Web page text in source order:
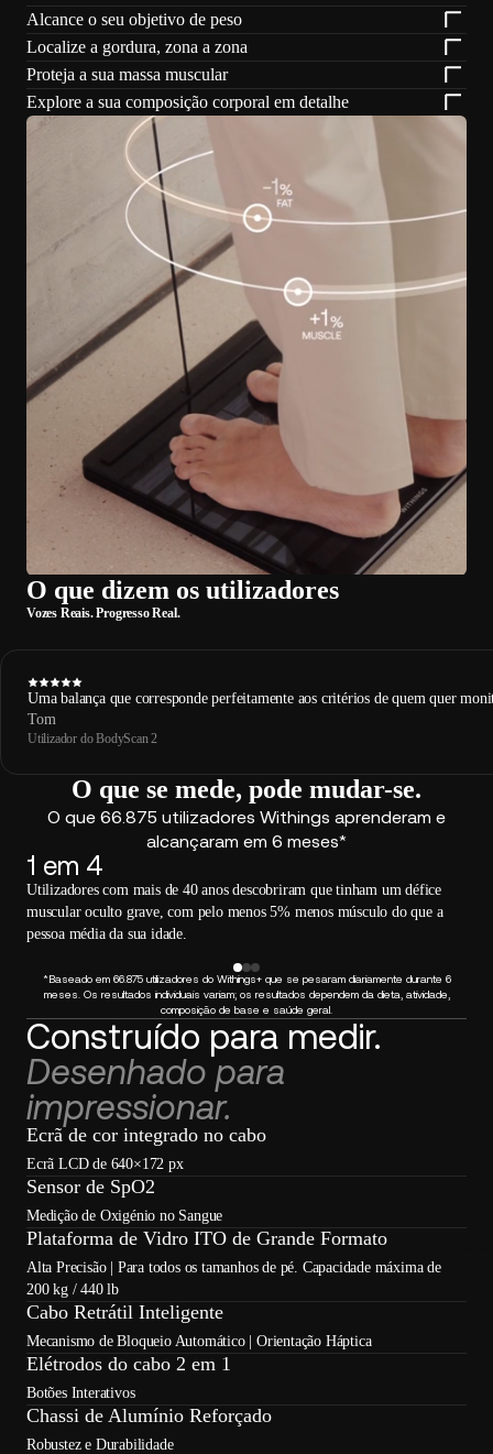
Alcance o seu objetivo de peso
Localize a gordura, zona a zona
Proteja a sua massa muscular
Explore a sua composição corporal em detalhe
O que dizem os utilizadores
Vozes Reais. Progresso Real.
Uma balança que corresponde perfeitamente aos critérios de quem quer
Tom
Utilizador do BodyScan 2
O que se mede, pode mudar-se.
O que 66.875 utilizadores Withings aprenderam e
alcançaram em 6 meses*
1 em 4
Utilizadores com mais de 40 anos descobriram que tinham um défice
muscular oculto grave, com pelo menos 5% menos músculo do que a
pessoa média da sua idade.
*Baseado em 66.875 utilizadores do Withings+ que se pesaram diariamente durante 6
meses. Os resultados individuais variam; os resultados dependem da dieta, atividade,
composição de base e saúde geral.
Construído para medir.
Desenhado para
impressionar.
Ecrã de cor integrado no cabo
Ecrã LCD de 640×172 px
Sensor de SpO2
Medição de Oxigénio no Sangue
Plataforma de Vidro ITO de Grande Formato
Alta Precisão | Para todos os tamanhos de pé. Capacidade máxima de
200 kg / 440 lb
Cabo Retrátil Inteligente
Mecanismo de Bloqueio Automático | Orientação Háptica
Elétrodos do cabo 2 em 1
Botões Interativos
Chassi de Alumínio Reforçado
Robustez e Durabilidade